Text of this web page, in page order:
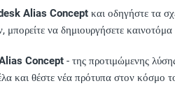
Alias Concept και οδηγήστε τα
να δημιουργήσετε καινοτόμα
Concept - της προτιμώμενης
και θέστε νέα πρότυπα στον κόσμο